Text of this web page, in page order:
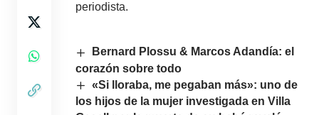
periodista.
Bernard Plossu & Marcos Adandía: el
corazón sobre todo
«Si lloraba, me pegaban más»: uno de
los hijos de la mujer investigada en Villa